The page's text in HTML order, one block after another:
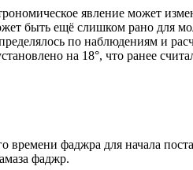
явление может
быть ещё слишком рано для
по наблюдениям и
на 18°, что ранее
времени фаджра для начала
фаджр.